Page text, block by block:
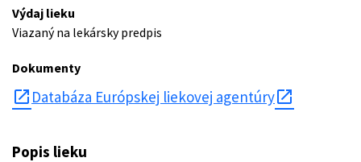
Výdaj lieku
Viazaný na lekársky predpis
Dokumenty
open_in_new Databáza Európskej liekovej agentúry
Popis lieku